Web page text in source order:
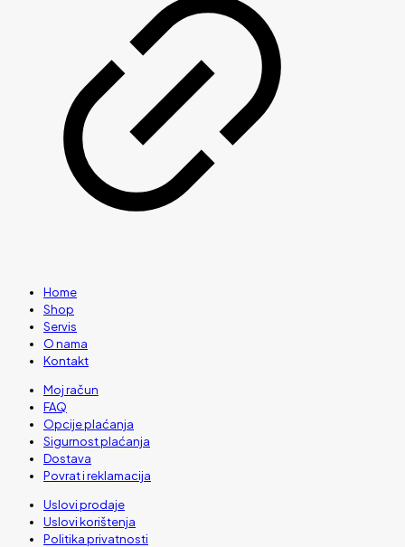
Home
Shop
Servis
O nama
Kontakt
Moj račun
FAQ
Opcije plaćanja
Sigurnost plaćanja
Dostava
Povrat i reklamacija
Uslovi prodaje
Uslovi korištenja
Politika privatnosti